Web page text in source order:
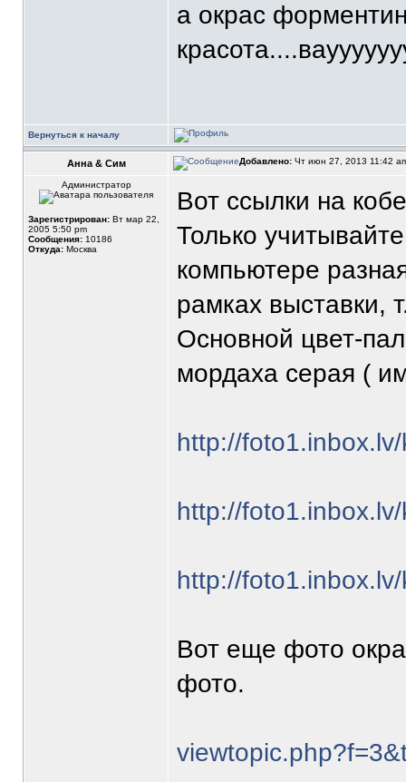
а окрас
Вернуться к началу
Анна & Сим Добавлено: Чт июн 27, 2013 11:42
Администратор
Зарегистрирован: Вт мар 22,
2005 5:50 pm
Сообщения: 10186
Откуда: Москва
Вот ссылки на
Только
компьютере
рамках выставки,
Основной цвет-
мордаха серая (
http://
http://
http://
Вот еще фото
фото.